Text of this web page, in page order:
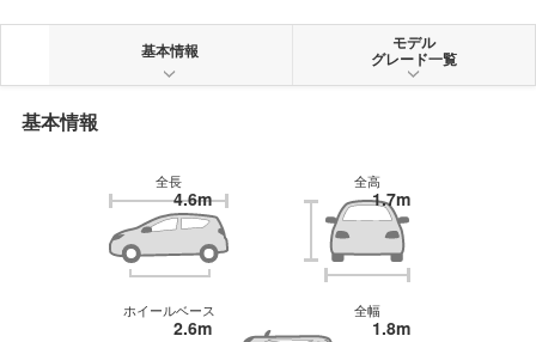
ッションは4速ATのみとなっている。安全装備として、全車にデュアルエアバ
ッグ、ABS、プリテンショナー&フォースリミッター付きシートベルトが標準
で装着されている。
基本情報 モデル
グレード一覧
基本情報
全長
4.6m
全高
1.7m
全幅
1.8m
ホイールベース
2.6m